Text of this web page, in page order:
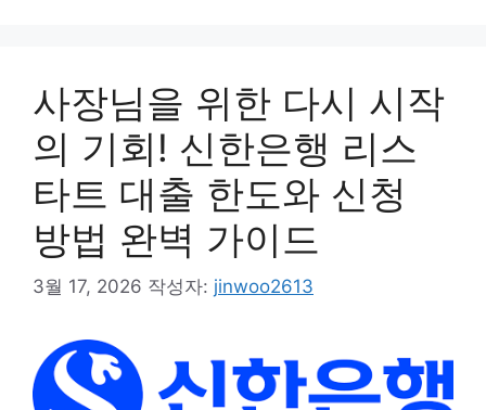
사장님을 위한 다시 시작
의 기회! 신한은행 리스
타트 대출 한도와 신청
방법 완벽 가이드
3월 17, 2026 작성자: jinwoo2613